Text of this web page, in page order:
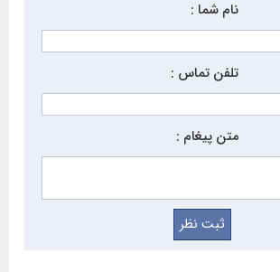
نام شما :
تلفن تماس :
متن پیغام :